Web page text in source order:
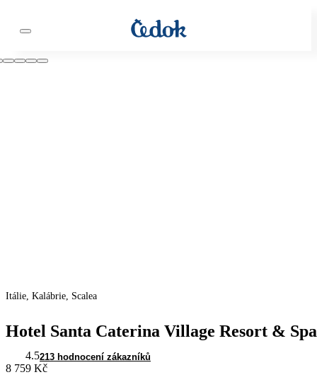
Itálie, Kalábrie, Scalea
Hotel Santa Caterina Village Resort & Spa
4.5213 hodnocení zákazníků
8 759 Kč